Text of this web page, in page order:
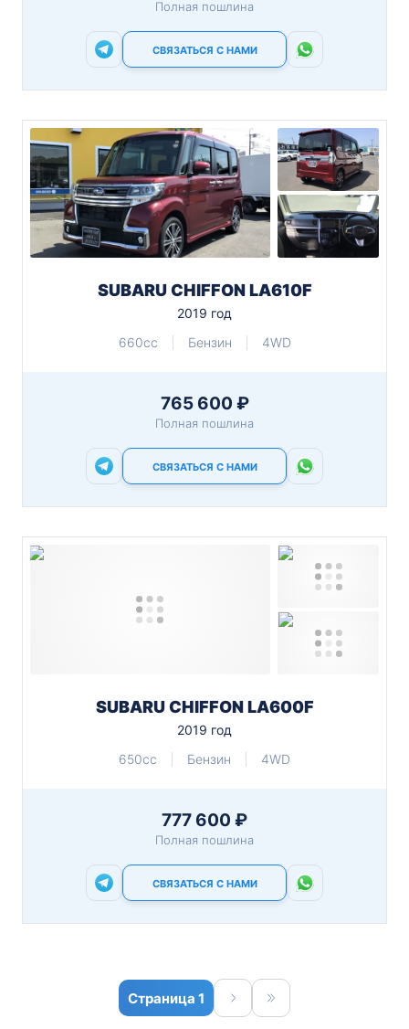
Полная пошлина
СВЯЗАТЬСЯ С НАМИ
SUBARU CHIFFON LA610F
2019 год
660cc
Бензин 4WD
765 600 ₽
Полная пошлина
СВЯЗАТЬСЯ С НАМИ
SUBARU CHIFFON LA600F
2019 год
650cc
Бензин 4WD
777 600 ₽
Полная пошлина
СВЯЗАТЬСЯ С НАМИ
1